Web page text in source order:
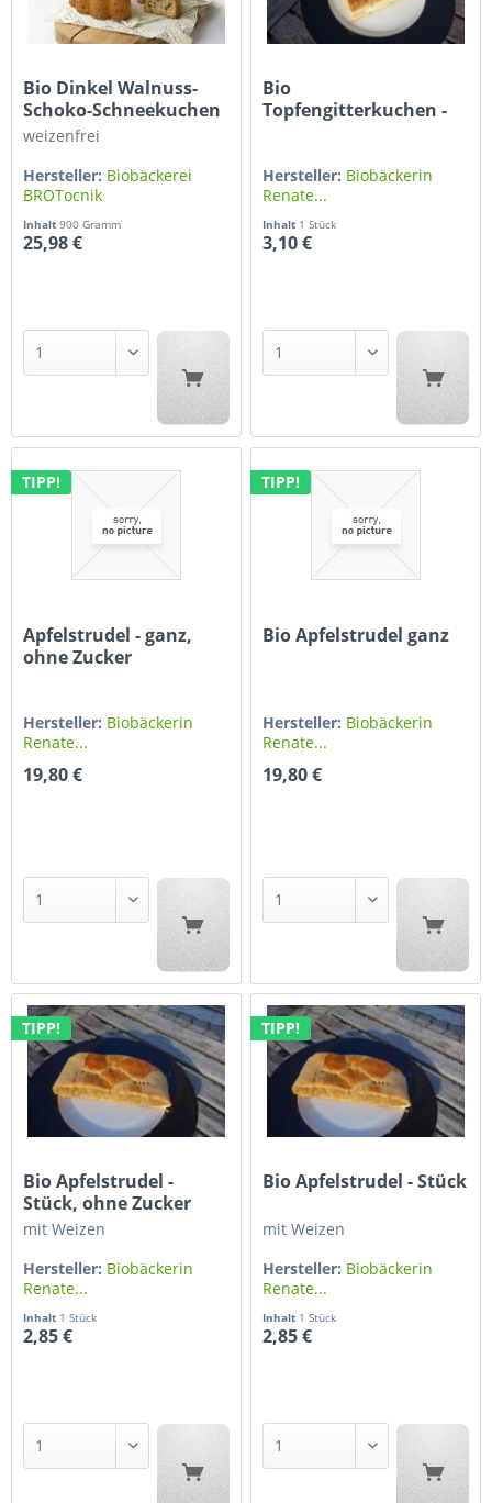
Bio Dinkel Walnuss-
Schoko-Schneekuchen
weizenfrei
Hersteller: Biobäckerei
BROTocnik
Inhalt900 Gramm
25,98 €
Bio
Topfengitterkuchen -
Hersteller: Biobäckerin
Renate...
Inhalt 1 Stück
3,10 €
TIPP!
Apfelstrudel - ganz,
ohne Zucker
Hersteller: Biobäckerin
Renate...
19,80 €
TIPP!
Bio Apfelstrudel ganz
Hersteller: Biobäckerin
Renate...
19,80 €
TIPP!
Bio Apfelstrudel -
Stück, ohne Zucker
mit Weizen
Hersteller: Biobäckerin
Renate...
Inhalt 1 Stück
2,85 €
TIPP!
Bio Apfelstrudel - Stück
mit Weizen
Hersteller: Biobäckerin
Renate...
Inhalt 1 Stück
2,85 €